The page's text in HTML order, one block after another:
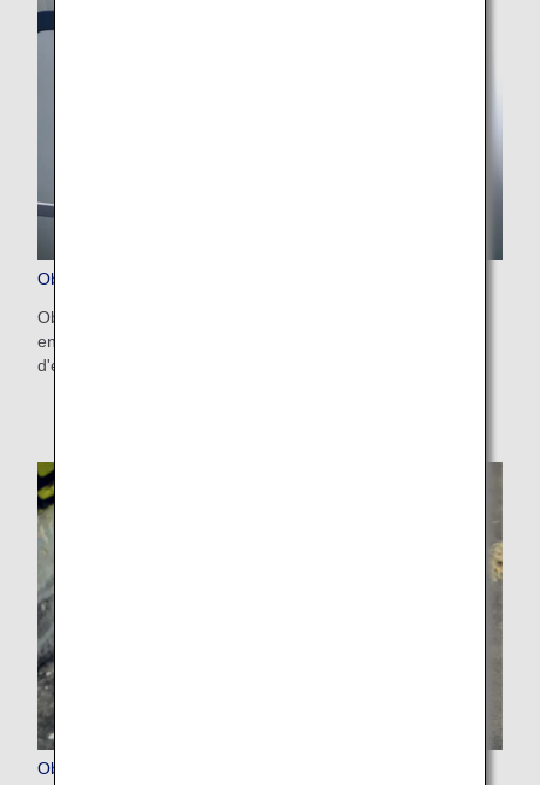
Objets endommagés, perdus et oubliés
Obtenez des informations sur la gestion des bagages
endommagés et oubliés dans l'avion ou en salle
d'embarquement.
Objets soumis à des restrictions et interdits